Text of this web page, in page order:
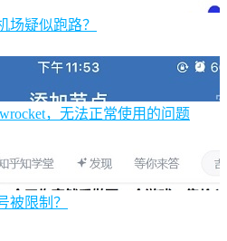
场疑似跑路？
，无法正常使用的问题
被限制？